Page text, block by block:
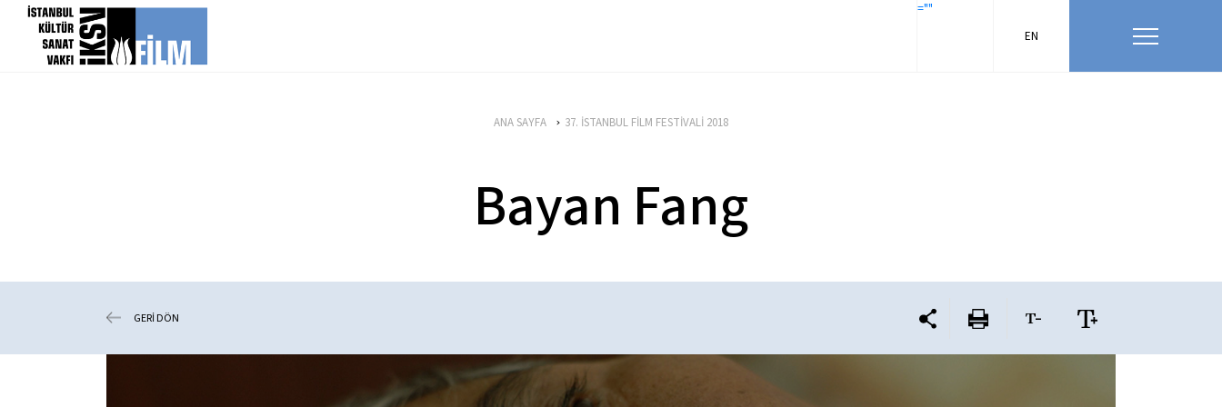
icerigi atla =""
EN
ANA SAYFA 37. İSTANBUL FİLM FESTİVALİ 2018
Bayan Fang
GERİ DÖN